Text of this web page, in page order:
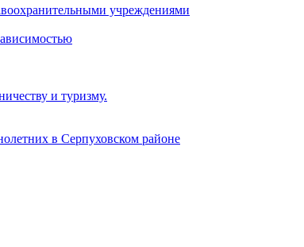
учреждениями
и туризму.
в Серпуховском районе